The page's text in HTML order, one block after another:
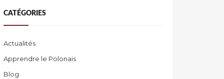
CATÉGORIES
Actualités
Apprendre le Polonais
Blog